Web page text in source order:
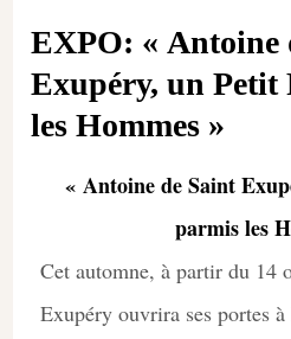
EXPO: « Antoine
Exupéry, un Petit
les Hommes »
« Antoine de Saint
parmis les
Cet automne, à partir du 14
Exupéry ouvrira ses portes